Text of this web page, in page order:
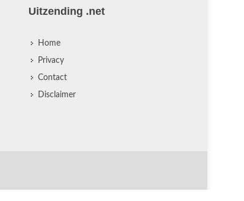
Uitzending .net
Home
Privacy
Contact
Disclaimer